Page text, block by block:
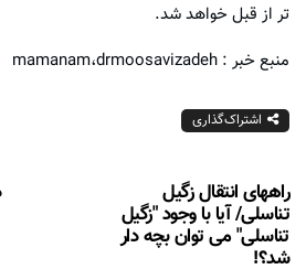
تر از قبل خواهد شد.
منبع خبر : mamanam،drmoosavizadeh
اشتراک‌گذاری
راههای انتقال زگیل
تناسلی/ آیا با وجود "زگیل
تناسلی" می توان بچه دار
شد؟!